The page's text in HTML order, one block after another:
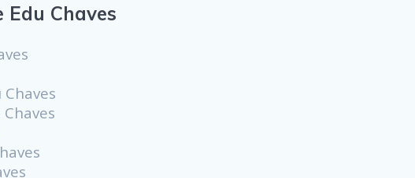
Edu Chaves